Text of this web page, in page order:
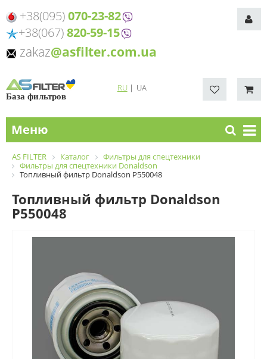
+38(095)070-23-82
+38(067)820-59-15
zakaz@asfilter.com.ua
База фильтров
RU| UA
Меню
AS FILTER Каталог
Фильтры для спецтехники
Фильтры для спецтехники Donaldson
Топливный фильтр Donaldson P550048
Топливный фильтр Donaldson
P550048